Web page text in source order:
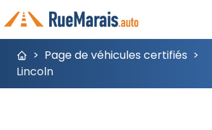
> Page de véhicules certifiés >
Lincoln